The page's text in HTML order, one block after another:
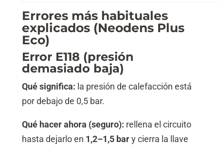
Errores más habituales
explicados (Neodens Plus
Eco)
Error E118 (presión
demasiado baja)
Qué significa: la presión de calefacción está
por debajo de 0,5 bar.
Qué hacer ahora (seguro): rellena el circuito
hasta dejarlo en 1,2–1,5 bary cierra la llave